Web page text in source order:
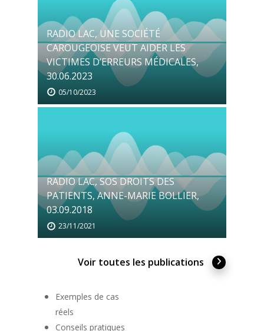
RADIO LAC, UNE SOCIÉTÉ
CAROUGEOISE VEUT AIDER LES
VICTIMES D’ERREURS MÉDICALES,
30.06.2023
05/10/2023
RADIO LAC, SOS DROITS DES
PATIENTS, ANNE-MARIE BOLLIER,
03.09.2018
23/11/2021
Voir toutes les publications
Exemples de cas
réels
Conseils pratiques